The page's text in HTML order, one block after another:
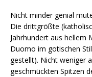
Nicht minder genial
Die drittgrößte
Jahrhundert aus hellem
Duomo im gotischen
gestellt). Nicht weniger
geschmückten Spitzen